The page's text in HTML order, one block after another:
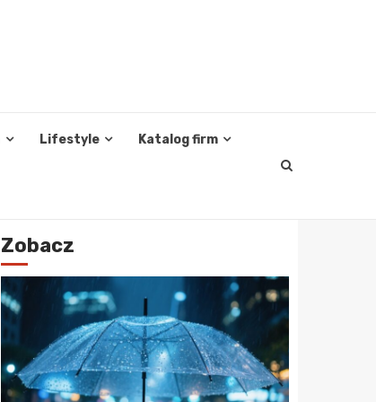
Lifestyle Katalog firm
Zobacz